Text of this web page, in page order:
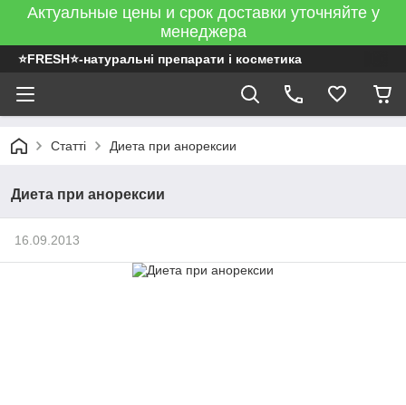
Актуальные цены и срок доставки уточняйте у
менеджера
⭐FRESH⭐-натуральні препарати і косметика
Статті Диета при анорексии
Диета при анорексии
16.09.2013